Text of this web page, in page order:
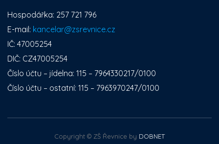
Hospodářka: 257 721 796
E-mail: kancelar@zsrevnice.cz
IČ: 47005254
DIČ: CZ47005254
Číslo účtu – jídelna: 115 – 7964330217/0100
Číslo účtu – ostatní: 115 – 7963970247/0100
Copyright © ZŠ Řevnice by DOBNET